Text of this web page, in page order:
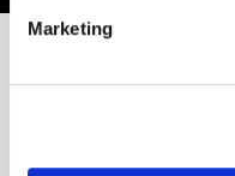
Marketing